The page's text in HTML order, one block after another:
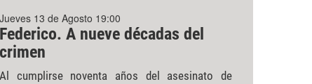
Jueves 13 de Agosto 19:00
Federico. A nueve décadas del
crimen
Al cumplirse noventa años del asesinato de